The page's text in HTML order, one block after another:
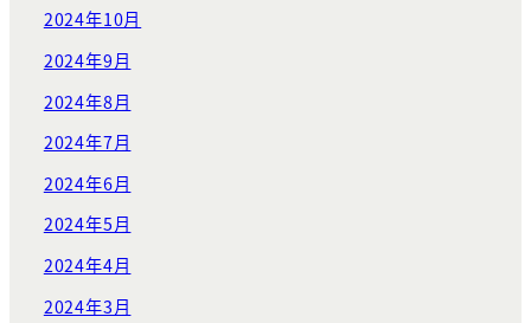
2024年10月
2024年9月
2024年8月
2024年7月
2024年6月
2024年5月
2024年4月
2024年3月